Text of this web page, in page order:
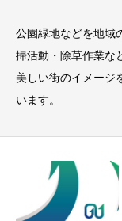
公園緑地などを地域
掃活動・除草作業な
美しい街のイメージ
います。